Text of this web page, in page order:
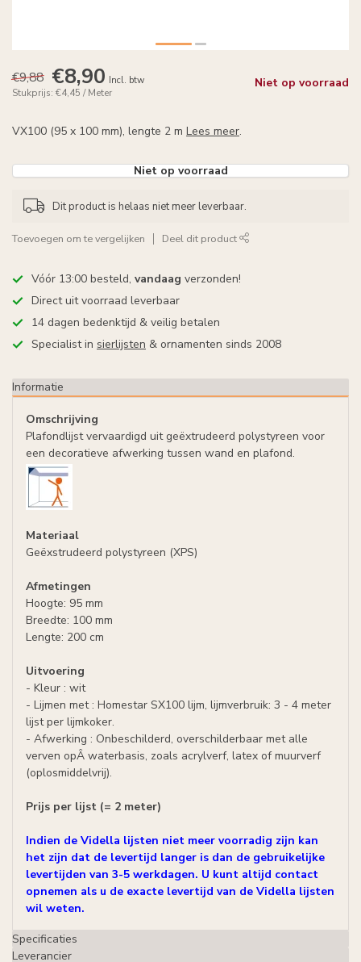
€9,88 €8,90 Incl. btw
Stukprijs: €4,45 / Meter
Niet op voorraad
VX100 (95 x 100 mm), lengte 2 m Lees meer.
Niet op voorraad
Dit product is helaas niet meer leverbaar.
Toevoegen om te vergelijken Deel dit product
Vóór 13:00 besteld, vandaag verzonden!
Direct uit voorraad leverbaar
14 dagen bedenktijd & veilig betalen
Specialist in sierlijsten & ornamenten sinds 2008
Informatie
Omschrijving
Plafondlijst vervaardigd uit geëxtrudeerd polystyreen voor
een decoratieve afwerking tussen wand en plafond.
Materiaal
Geëxstrudeerd polystyreen (XPS)
Afmetingen
Hoogte: 95 mm
Breedte: 100 mm
Lengte: 200 cm
Uitvoering
- Kleur : wit
- Lijmen met : Homestar SX100 lijm, lijmverbruik: 3 - 4 meter
lijst per lijmkoker.
- Afwerking : Onbeschilderd, overschilderbaar met alle
verven opÂ waterbasis, zoals acrylverf, latex of muurverf
(oplosmiddelvrij).
Prijs per lijst (= 2 meter)
Indien de Vidella lijsten niet meer voorradig zijn kan
het zijn dat de levertijd langer is dan de gebruikelijke
levertijden van 3-5 werkdagen. U kunt altijd contact
opnemen als u de exacte levertijd van de Vidella lijsten
wil weten.
Specificaties
Leverancier